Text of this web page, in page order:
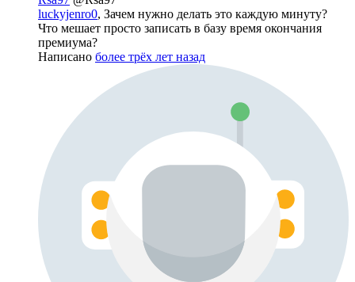
luckyjenro0, Зачем нужно делать это каждую минуту?
Что мешает просто записать в базу время окончания
премиума?
Написано более трёх лет назад